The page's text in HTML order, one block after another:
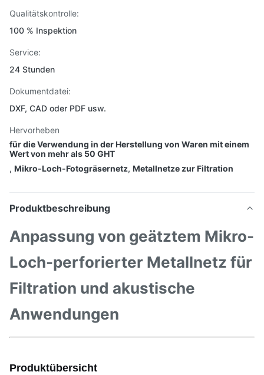
Qualitätskontrolle:
100 % Inspektion
Service:
24 Stunden
Dokumentdatei:
DXF, CAD oder PDF usw.
Hervorheben
für die Verwendung in der Herstellung von Waren mit einem
Wert von mehr als 50 GHT
, Mikro-Loch-Fotogräsernetz, Metallnetze zur Filtration
Produktbeschreibung
Anpassung von geätztem Mikro-
Loch-perforierter Metallnetz für
Filtration und akustische
Anwendungen
Produktübersicht